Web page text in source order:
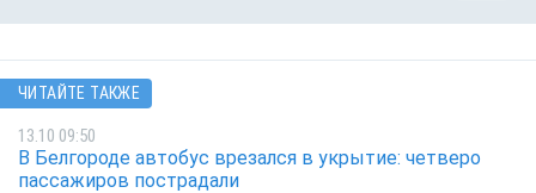
ЧИТАЙТЕ ТАКЖЕ
13.10 09:50
В Белгороде автобус врезался в укрытие: четверо
пассажиров пострадали